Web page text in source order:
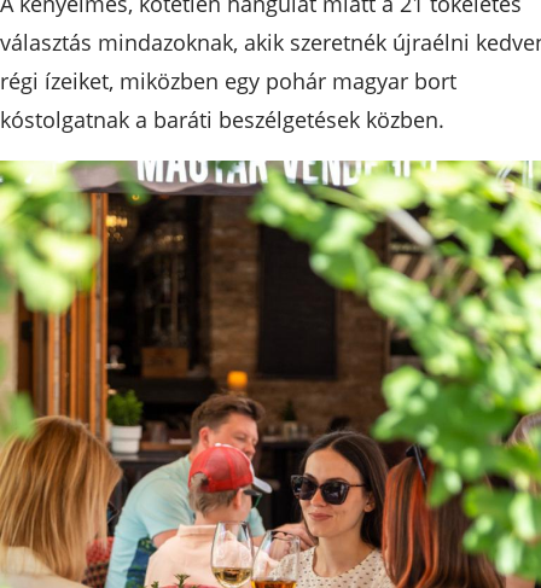
választás mindazoknak, akik szeretnék újraélni
régi ízeiket, miközben egy pohár magyar bort
kóstolgatnak a baráti beszélgetések közben.